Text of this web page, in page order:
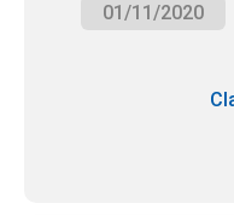
01/11/2020